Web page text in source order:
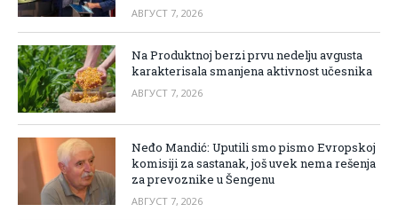
АВГУСТ 7, 2026
Na Produktnoj berzi prvu nedelju avgusta
karakterisala smanjena aktivnost učesnika
АВГУСТ 7, 2026
Neđo Mandić: Uputili smo pismo Evropskoj
komisiji za sastanak, još uvek nema rešenja
za prevoznike u Šengenu
АВГУСТ 7, 2026